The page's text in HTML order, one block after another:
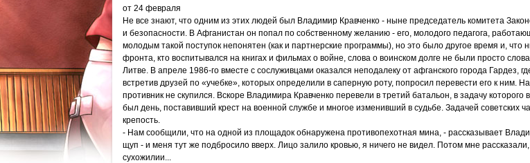
от 24 февраля
Не все знают, что одним из этих людей был Владимир Кравченко - ныне председатель комитета
и безопасности. В Афганистан он попал по собственному желанию - его, молодого педагога,
молодым такой поступок непонятен (как и партнерские программы), но это было другое время и, что
фронта, кто воспитывался на книгах и фильмах о войне, слова о воинском долге не были просто
Литве. В апреле 1986-го вместе с сослуживцами оказался неподалеку от афганского города Гардез,
встретив друзей по «учебке», которых определили в саперную роту, попросил перевести его к
противник не скупился. Вскоре Владимира Кравченко перевели в третий батальон, в задачу
был день, поставивший крест на военной службе и многое изменивший в судьбе. Задачей советских
крепость.
- Нам сообщили, что на одной из площадок обнаружена противопехотная мина, - рассказывает
щуп - и меня тут же подбросило вверх. Лицо залило кровью, я ничего не видел. Потом мне
сухожилии...